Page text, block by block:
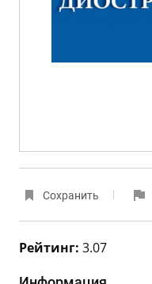
Сохранить
Рейтинг: 3.07